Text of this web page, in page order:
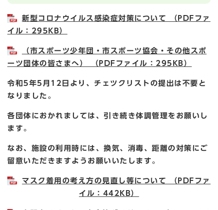
新型コロナウイルス感染症対策について （PDFファ
イル：295KB）
（市スポーツ少年団・市スポーツ協会・その他スポ
ーツ団体の皆さまへ） （PDFファイル：295KB）
令和5年5月12日より、チェツクリストの提出は不要と
なりました。
各団体におかれましては、引き続き体調管理をお願いし
ます。
なお、施設の利用時には、換気、消毒、距離の対策にご
留意いただきますようお願いいたします。
マスク着用の考え方の見直し等について （PDFファ
イル：442KB）